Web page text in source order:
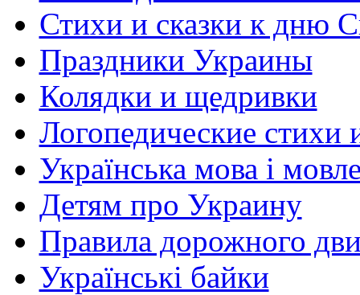
Стихи и сказки к дню
Праздники Украины
Колядки и щедривки
Логопедические стихи
Українська мова і
Детям про Украину
Правила дорожного
Українські байки